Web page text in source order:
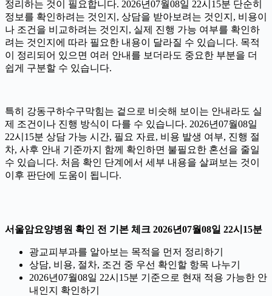
정리하는 것이 필요합니다. 2026년07월08일 22시15분 단순히
정보를 확인하려는 것인지, 상담을 받아보려는 것인지, 비용이
나 조건을 비교하려는 것인지, 실제 진행 가능 여부를 확인하
려는 것인지에 따라 필요한 내용이 달라질 수 있습니다. 목적
이 정리되어 있으면 여러 안내를 보더라도 중요한 부분을 더
쉽게 구분할 수 있습니다.
특히 강동구하수구막힘는 겉으로 비슷해 보이는 안내라도 실
제 조건이나 진행 방식이 다를 수 있습니다. 2026년07월08일
22시15분 상담 가능 시간, 필요 자료, 비용 발생 여부, 진행 절
차, 사후 안내 기준까지 함께 확인하면 불필요한 혼선을 줄일
수 있습니다. 처음 확인 단계에서 세부 내용을 살펴보는 것이
이후 판단에 도움이 됩니다.
서울암요양병원 확인 전 기본 체크 2026년07월08일 22시15분
광교피부과를 알아보는 목적을 먼저 정리하기
상담, 비용, 절차, 조건 중 우선 확인할 항목 나누기
2026년07월08일 22시15분 기준으로 현재 적용 가능한 안
내인지 확인하기